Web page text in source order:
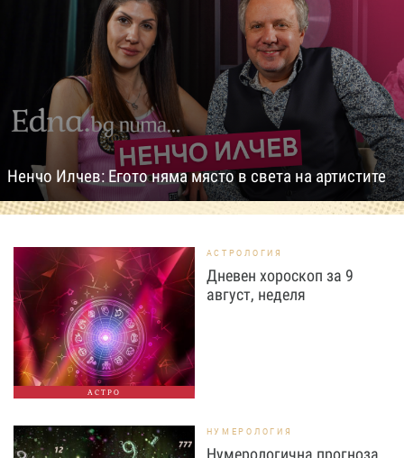
Ненчо Илчев: Егото няма място в света на артистите
АСТРО
АСТРОЛОГИЯ
Дневен хороскоп за 9
август, неделя
НУМЕРОЛОГИЯ
Нумерологична прогноза